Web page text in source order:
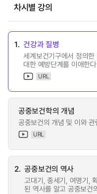
차시별 강의
1. 건강과 질병
세계보건기구에서 정의
대한 예방단계를 이애한다.
URL
공중보건학의 개념
공중보건의 개념 및 이와
URL
2. 공중보건의 역사
고대기, 중세기, 여명기,
된 역사를 알고 공중보건